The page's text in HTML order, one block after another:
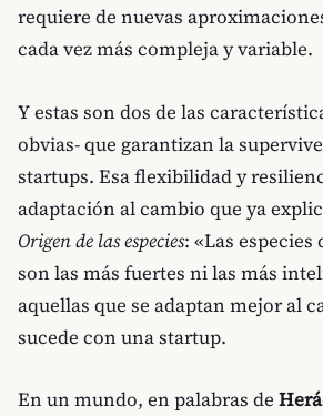
requiere de nuevas
cada vez más compleja y variable.
Y estas son dos de las
obvias- que garantizan la
startups. Esa flexibilidad y
adaptación al cambio que ya
Origen de las especies: «Las
son las más fuertes ni las más
aquellas que se adaptan mejor al
sucede con una startup.
En un mundo, en palabras de